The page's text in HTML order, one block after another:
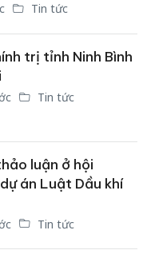
Tin tức
trị tỉnh Ninh Bình
Tin tức
luận ở hội
án Luật Dầu khí
Tin tức